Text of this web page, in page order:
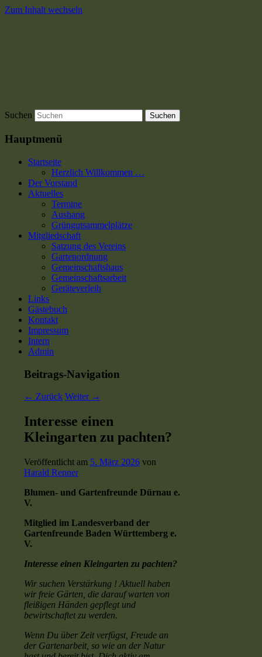
Zum Inhalt wechseln
Suchen
Hauptmenü
Startseite
Herzlich Willkommen …
Der Vorstand
Aktuelles
Termine
Aushang
Grüngutsammelplätze
Mitgliedschaft
Satzung des Vereins
Gartenordnung
Gemeinschaftshaus
Gemeinschaftsarbeit
Geräteverleih
Links
Gästebuch
Kontakt
Impressum
Intern
Admin
Beitrags-Navigation
← Zurück Weiter →
Interesse einen
Kleingarten zu pachten?
Veröffentlicht am 5. März 2026 von
Harald Renner
Blumen- und Gartenfreunde Dürnau e.
V.
Mitglied im Landesverband der
Gartenfreunde Baden Württemberg e.
V.
Interesse einen Kleingarten zu pachten?
Wir suchen Verstärkung ! Aktuell haben
wir freie Gärten, die darauf warten von
fleißigen Händen gepflegt und
bewirtschaftet zu werden.
Wenn Du über Zeit verfügst, Freude an
der Gartenarbeit, so wie an der Natur